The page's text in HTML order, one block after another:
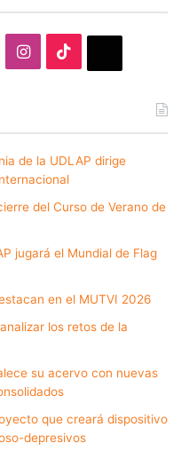
Instagram
de la UDLAP dirige
del Curso de Verano de
jugará el Mundial de Flag
en el MUTVI 2026
los retos de la
su acervo con nuevas
que creará dispositivo
depresivos